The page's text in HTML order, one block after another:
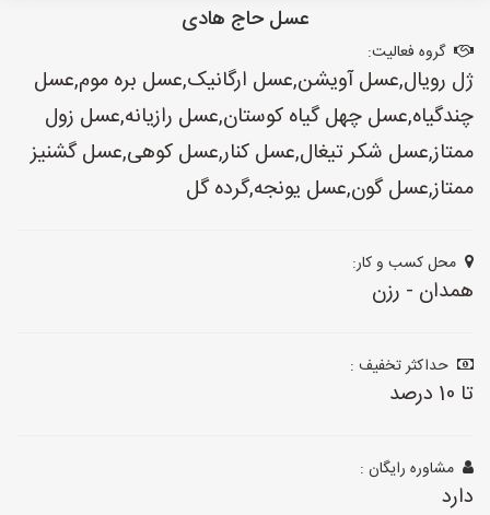
عسل حاج هادی
گروه فعالیت:
ژل رویال,عسل آویشن,عسل ارگانیک,عسل بره موم,عسل
چندگیاه,عسل چهل گیاه کوستان,عسل رازیانه,عسل زول
ممتاز,عسل شکر تیغال,عسل کنار,عسل کوهی,عسل گشنیز
ممتاز,عسل گون,عسل یونجه,گرده گل
محل کسب و کار:
همدان - رزن
حداکثر تخفیف :
تا 10 درصد
مشاوره رایگان :
دارد